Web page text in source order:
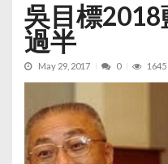
吳目標
過半
May 29, 2017 0 1645